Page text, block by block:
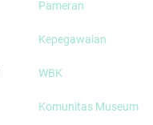
Pameran
Kepegawaian
WBK
Komunitas Museum